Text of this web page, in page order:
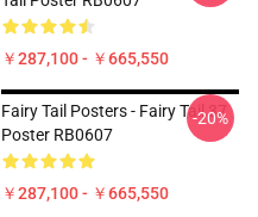
￥287,100 - ￥665,550
Fairy Tail Posters - Fairy Tail 37
Poster RB0607
￥287,100 - ￥665,550
-20%